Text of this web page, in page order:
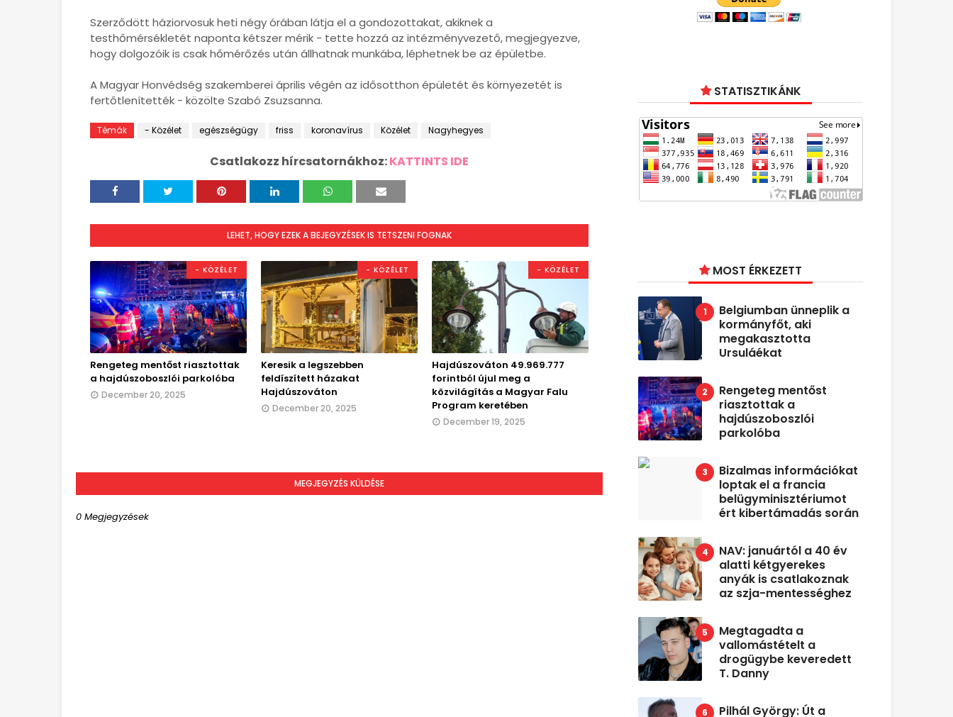
Szerződött háziorvosuk heti négy órában látja el a gondozottakat, akiknek a
testhőmérsékletét naponta kétszer mérik - tette hozzá az intézményvezető, megjegyezve,
hogy dolgozóik is csak hőmérőzés után állhatnak munkába, léphetnek be az épületbe.
A Magyar Honvédség szakemberei április végén az idősotthon épületét és környezetét is
fertőtlenítették - közölte Szabó Zsuzsanna.
Témák - Közélet egészségügy friss koronavírus Közélet Nagyhegyes
Csatlakozz hírcsatornákhoz:KATTINTS IDE
LEHET, HOGY EZEK A BEJEGYZÉSEK IS TETSZENI FOGNAK
- KÖZÉLET
Rengeteg mentőst riasztottak
a hajdúszoboszlói parkolóba
December 20, 2025
- KÖZÉLET
Keresik a legszebben
feldíszített házakat
Hajdúszováton
December 20, 2025
- KÖZÉLET
Hajdúszováton 49.969.777
forintból újul meg a
közvilágítás a Magyar Falu
Program keretében
December 19, 2025
MEGJEGYZÉS KÜLDÉSE
0 Megjegyzések
STATISZTIKÁNK
MOST ÉRKEZETT
Belgiumban ünneplik a
kormányfőt, aki
megakasztotta
Ursuláékat
Rengeteg mentőst
riasztottak a
hajdúszoboszlói
parkolóba
Bizalmas információkat
loptak el a francia
belügyminisztériumot
ért kibertámadás során
NAV: januártól a 40 év
alatti kétgyerekes
anyák is csatlakoznak
az szja-mentességhez
Megtagadta a
vallomástételt a
drogügybe keveredett
T. Danny
Pilhál György: Út a